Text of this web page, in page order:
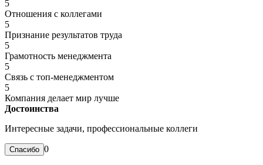
5
Отношения с коллегами
5
Признание результатов труда
5
Грамотность менеджмента
5
Связь с топ-менеджментом
5
Компания делает мир лучше
Достоинства
Интересные задачи, профессиональные коллеги
0